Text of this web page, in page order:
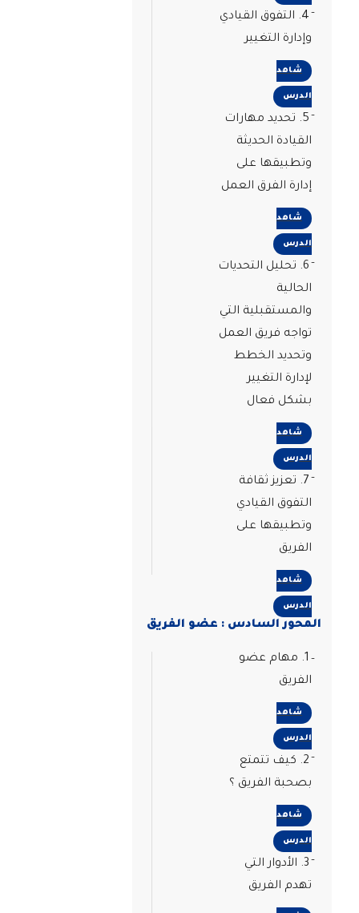
4. التفوق القيادي
وإدارة التغيير
شاهد
الدرس
5. تحديد مهارات
القيادة الحديثة
وتطبيقها على
إدارة الفرق العمل
شاهد
الدرس
6. تحليل التحديات
الحالية
والمستقبلية التي
تواجه فريق العمل
وتحديد الخطط
لإدارة التغيير
بشكل فعال
شاهد
الدرس
7. تعزيز ثقافة
التفوق القيادي
وتطبيقها على
الفريق
شاهد
الدرس
المحور السادس : عضو الفريق
1. مهام عضو
الفريق
شاهد
الدرس
2. كيف تتمتع
بصحبة الفريق ؟
شاهد
الدرس
3. الأدوار التي
تهدم الفريق